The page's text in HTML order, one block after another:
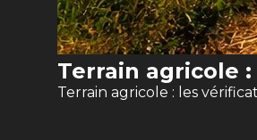
Terrain agricole
Terrain agricole : les